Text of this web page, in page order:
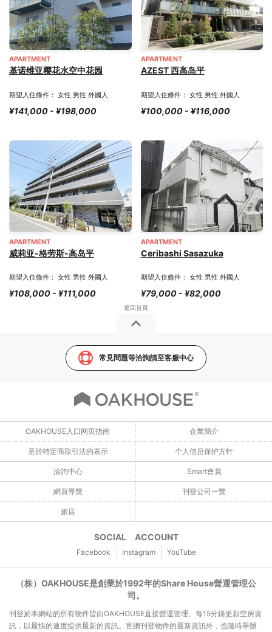
APARTMENT
基诺维亚樱花水空中花园
期望入住條件： 女性 男性 外國人
¥141,000 - ¥198,000
APARTMENT
AZEST 西高岛平
期望入住條件： 女性 男性 外國人
¥100,000 - ¥116,000
APARTMENT
威莉亚-格劳斯-高岛平
期望入住條件： 女性 男性 外國人
¥108,000 - ¥111,000
APARTMENT
Ceribashi Sasazuka
期望入住條件： 女性 男性 外國人
¥79,000 - ¥82,000
常見問題等洽詢請至客服中心
OAKHOUSE入口网页指南 企業簡介
基於特定商取引法的表示 个人信息保护方针
洽詢中心 Smart會員
網頁導覽 刊登公司一覽
旅店
SOCIAL ACCOUNT
Facebook Instagram YouTube
（株）OAKHOUSE是創業於1992年的Share House營運管理公
司。
刊登於本網站的所有物件皆由OAKHOUSE直接營運管理。每15分鐘更新空房資
訊，以最快的速度提供最新的資訊。官網刊登物件的最新資訊外，也隨時舉辦